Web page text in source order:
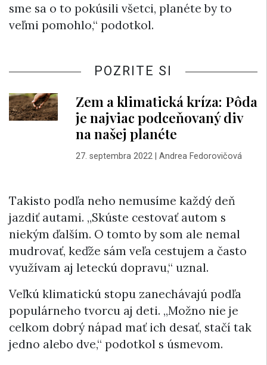
sme sa o to pokúsili všetci, planéte by to
veľmi pomohlo,“ podotkol.
POZRITE SI
Zem a klimatická kríza: Pôda
je najviac podceňovaný div
na našej planéte
27. septembra 2022| Andrea Fedorovičová
Takisto podľa neho nemusíme každý deň
jazdiť autami. „Skúste cestovať autom s
niekým ďalším. O tomto by som ale nemal
mudrovať, keďže sám veľa cestujem a často
využívam aj leteckú dopravu,“ uznal.
Veľkú klimatickú stopu zanechávajú podľa
populárneho tvorcu aj deti. „Možno nie je
celkom dobrý nápad mať ich desať, stačí tak
jedno alebo dve,“ podotkol s úsmevom.